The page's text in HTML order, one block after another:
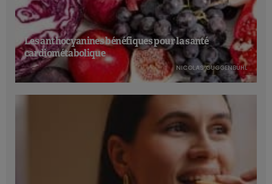
Les anthocyanines bénéfiques pour la santé
cardiométabolique
NICOLAS GUGGENBÜHL